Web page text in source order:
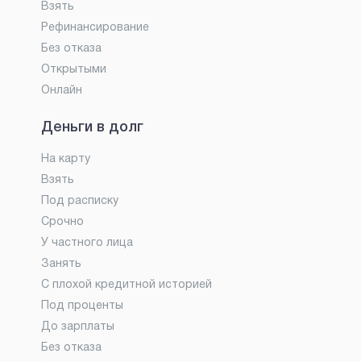
Взять
Рефинансирование
Без отказа
Открытыми
Онлайн
Деньги в долг
На карту
Взять
Под расписку
Срочно
У частного лица
Занять
С плохой кредитной историей
Под проценты
До зарплаты
Без отказа